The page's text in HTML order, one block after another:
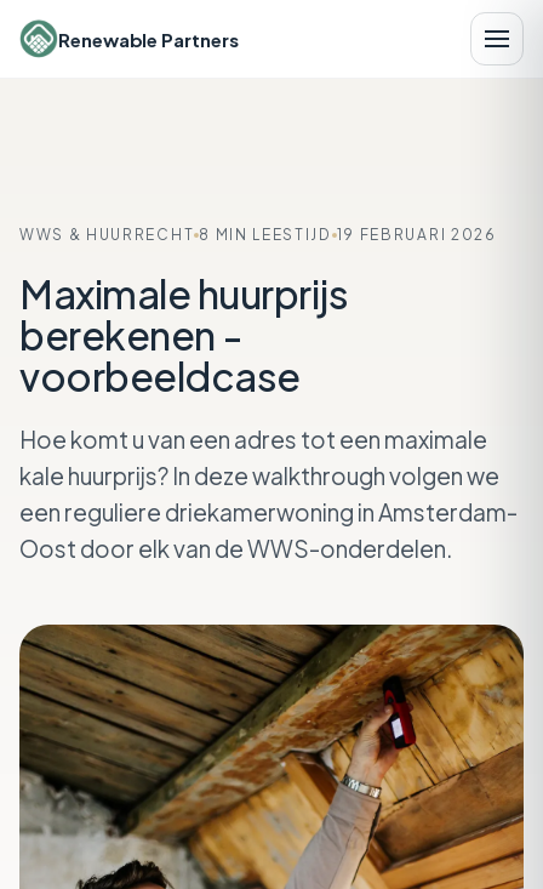
Renewable Partners
WWS & HUURRECHT 8 MIN LEESTIJD 19 FEBRUARI 2026
Maximale huurprijs
berekenen -
voorbeeldcase
Hoe komt u van een adres tot een maximale
kale huurprijs? In deze walkthrough volgen we
een reguliere driekamerwoning in Amsterdam-
Oost door elk van de WWS-onderdelen.